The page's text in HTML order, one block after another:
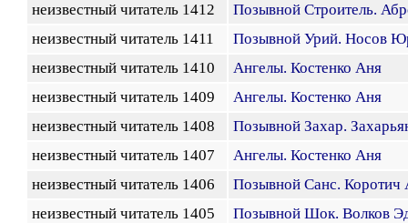
неизвестный читатель 1412
Позывной Строитель.
неизвестный читатель 1411
Позывной Урий. Носов
неизвестный читатель 1410
Ангелы. Костенко Аня
неизвестный читатель 1409
Ангелы. Костенко Аня
неизвестный читатель 1408
Позывной Захар.
неизвестный читатель 1407
Ангелы. Костенко Аня
неизвестный читатель 1406
Позывной Санс. Коротич
неизвестный читатель 1405
Позывной Шок. Волков